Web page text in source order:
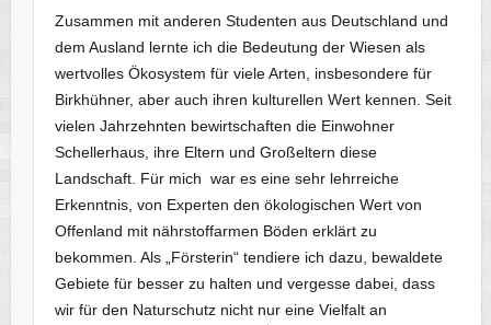
Zusammen mit anderen Studenten aus Deutschland und
dem Ausland lernte ich die Bedeutung der Wiesen als
wertvolles Ökosystem für viele Arten, insbesondere für
Birkhühner, aber auch ihren kulturellen Wert kennen. Seit
vielen Jahrzehnten bewirtschaften die Einwohner
Schellerhaus, ihre Eltern und Großeltern diese
Landschaft. Für mich war es eine sehr lehrreiche
Erkenntnis, von Experten den ökologischen Wert von
Offenland mit nährstoffarmen Böden erklärt zu
bekommen. Als „Försterin“ tendiere ich dazu, bewaldete
Gebiete für besser zu halten und vergesse dabei, dass
wir für den Naturschutz nicht nur eine Vielfalt an